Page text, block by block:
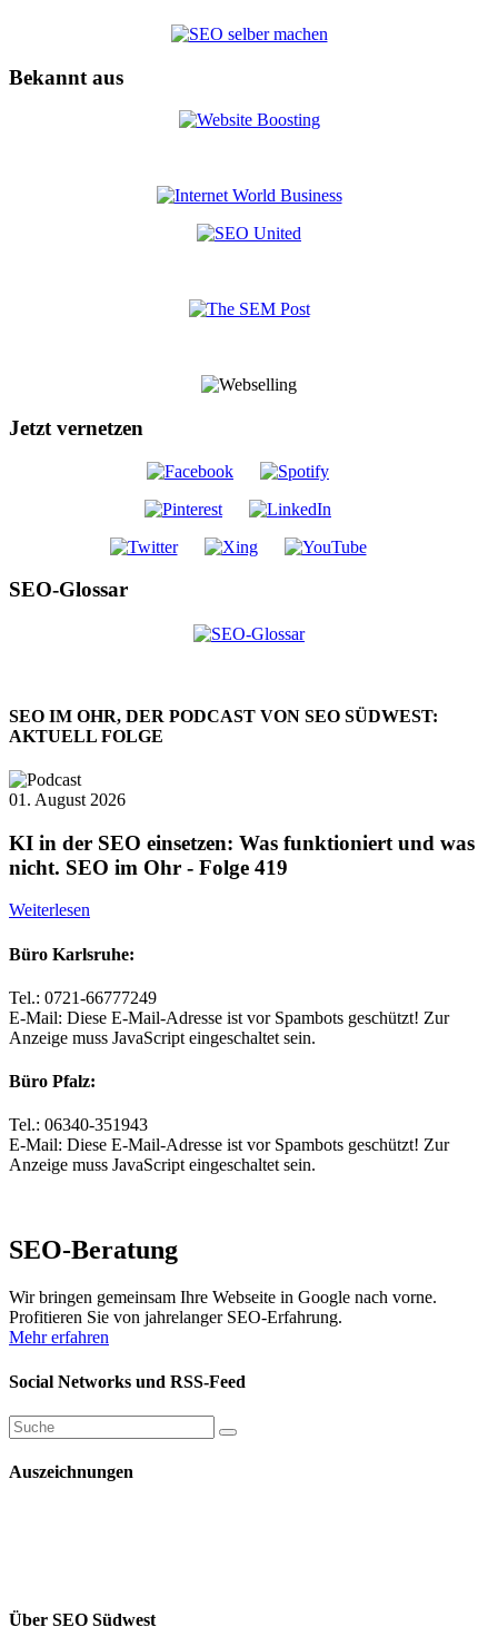
Bekannt aus
Jetzt vernetzen
SEO-Glossar
SEO IM OHR, DER PODCAST VON SEO SÜDWEST:
AKTUELL FOLGE
01. August 2026
KI in der SEO einsetzen: Was funktioniert und was
nicht. SEO im Ohr - Folge 419
Weiterlesen
Büro Karlsruhe:
Tel.: 0721-66777249
E-Mail: Diese E-Mail-Adresse ist vor Spambots geschützt! Zur
Anzeige muss JavaScript eingeschaltet sein.
Büro Pfalz:
Tel.: 06340-351943
E-Mail: Diese E-Mail-Adresse ist vor Spambots geschützt! Zur
Anzeige muss JavaScript eingeschaltet sein.
SEO-Beratung
Wir bringen gemeinsam Ihre Webseite in Google nach vorne.
Profitieren Sie von jahrelanger SEO-Erfahrung.
Mehr erfahren
Social Networks und RSS-Feed
Auszeichnungen
Über SEO Südwest